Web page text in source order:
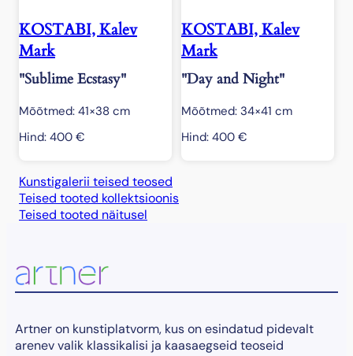
KOSTABI, Kalev
Mark
"Sublime Ecstasy"
Mõõtmed: 41×38 cm
Hind: 400 €
KOSTABI, Kalev
Mark
"Day and Night"
Mõõtmed: 34×41 cm
Hind: 400 €
Kunstigalerii teised teosed
Teised tooted kollektsioonis
Teised tooted näitusel
Artner on kunstiplatvorm, kus on esindatud pidevalt
arenev valik klassikalisi ja kaasaegseid teoseid